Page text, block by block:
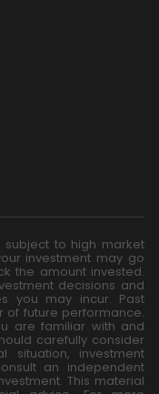
subject to high market
investment may go
the amount invested.
decisions and
you may incur. Past
of future performance.
are familiar with and
carefully consider
situation, investment
an independent
This material